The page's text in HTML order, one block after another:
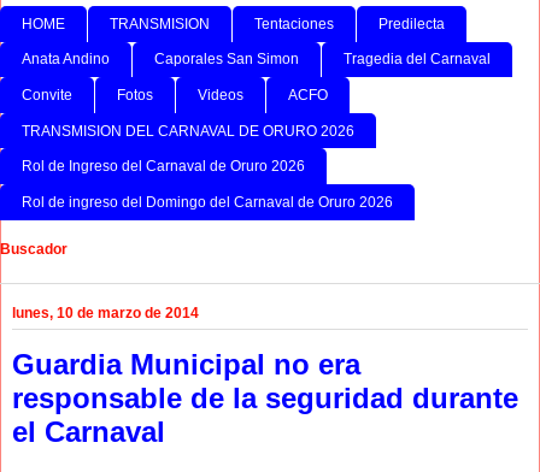
HOME TRANSMISION Tentaciones Predilecta
Anata Andino Caporales San Simon Tragedia del Carnaval
Convite Fotos Videos ACFO
TRANSMISION DEL CARNAVAL DE ORURO 2026
Rol de Ingreso del Carnaval de Oruro 2026
Rol de ingreso del Domingo del Carnaval de Oruro 2026
Buscador
lunes, 10 de marzo de 2014
Guardia Municipal no era
responsable de la seguridad durante
el Carnaval